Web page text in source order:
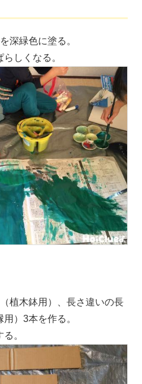
深緑色に塗る。
しくなる。
植木鉢用）、長さ違いの長
）3本を作る。
。